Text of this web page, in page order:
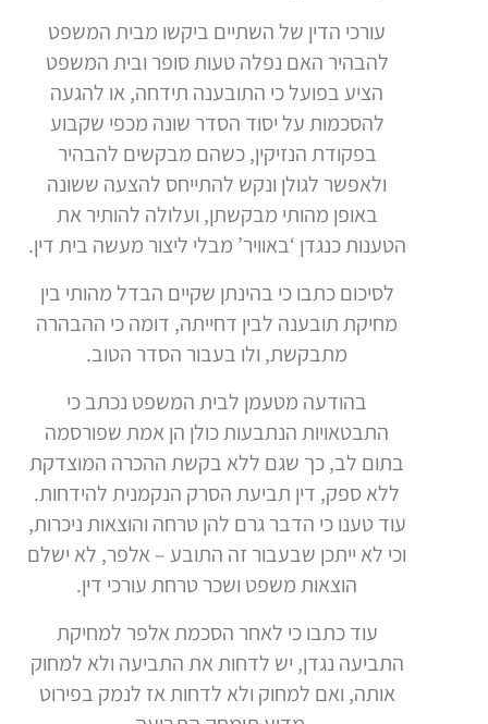
עורכי הדין של השתיים ביקשו מבית המשפט
להבהיר האם נפלה טעות סופר ובית המשפט
הציע בפועל כי התובענה תידחה, או להגעה
להסכמות על יסוד הסדר שונה מכפי שקבוע
בפקודת הנזיקין, כשהם מבקשים להבהיר
ולאפשר לגולן ונקש להתייחס להצעה ששונה
באופן מהותי מבקשתן, ועלולה להותיר את
הטענות כנגדן ‘באוויר’ מבלי ליצור מעשה בית דין.
לסיכום כתבו כי בהינתן שקיים הבדל מהותי בין
מחיקת תובענה לבין דחייתה, דומה כי ההבהרה
מתבקשת, ולו בעבור הסדר הטוב.
בהודעה מטעמן לבית המשפט נכתב כי
התבטאויות הנתבעות כולן הן אמת שפורסמה
בתום לב, כך שגם ללא בקשת ההכרה המוצדקת
ללא ספק, דין תביעת הסרק הנקמנית להידחות.
עוד טענו כי הדבר גרם להן טרחה והוצאות ניכרות,
וכי לא ייתכן שבעבור זה התובע – אלפר, לא ישלם
הוצאות משפט ושכר טרחת עורכי דין.
עוד כתבו כי לאחר הסכמת אלפר למחיקת
התביעה נגדן, יש לדחות את התביעה ולא למחוק
אותה, ואם למחוק ולא לדחות אז לנמק בפירוט